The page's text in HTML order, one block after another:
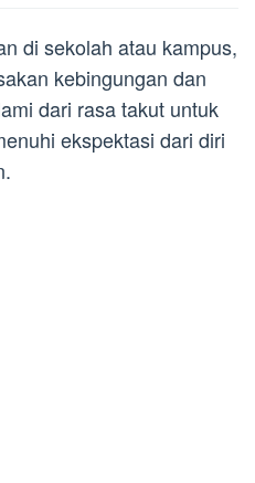
di sekolah atau kampus,
kebingungan dan
dari rasa takut untuk
ekspektasi dari diri